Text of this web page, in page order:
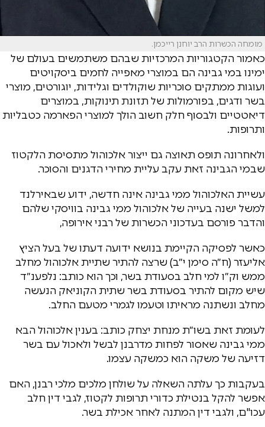
מומחה הכשרות הרב יוחנן רייכמן.
כאמור הקטגוריות המרכזיות שבהם משתמשים בעולם של
ימינו במי גבינה הם במוצרי מאפייה לחמים ביסקויטים
ועוגות ממתקים סוכריות שוקולדים וגלידות, יוגורטים, מוצרי
בשר ודגים, בפורמולות של תזונת תינוקות, במוצרים
דיאטטיים ולבסוף חלק חשוב הולך למוצרי הפארמה כטבליות
ותרופות.
ולאחרונה תופס תאוצה גם ייצור אלכוהול מתסיסת הלקטוז
שבמי הגבינה זאת עקב עליית מחירי הדגנים והסוכר.
עשיית האלכוהול ממי גבינה אינה חדשה, ידוע שבאירלנד
למשל ישנה בעייה של אלכוהול ממי גבינה בוויסקי שלהם
והדבר פורסם בעדכוני הכשרות של רבני אירופה,
כאשר לפסיקה הקיימת בנושא ידועה דעתו של בעל הציץ
אליעזר (ח״ה סימן י״ב) שרצה להתיר שתיית אלכוהול מחלב
ממש וק״ו למי חלב בסעודת בשר, וכך הוא כותב: נלפענ״ד
שיש מקום להתיר בסעודת בשר שתית הקוניאק הנעשה
מחלב ונשתנה מראיתו וטעמו לגמרי מטעם החלב.
לעומת זאת בשו״ת מנחת יצחק כותב: בענין אלכוהול הבא
ממי גבינה שאסור לפחות מדרבנן לבשל ולאכול עם בשר
דזיעה של משקה הוא כמשקה עצמו.
בעקבות כך עלתה השאלה על שולחן מלכים מלכי רבנן, האם
אפשר להקל בנטילת כדורי תרופות לקטוז, לגבי דין חלב
עכו"ם, ולגבי דין המתנה לאחר אכילת בשר.